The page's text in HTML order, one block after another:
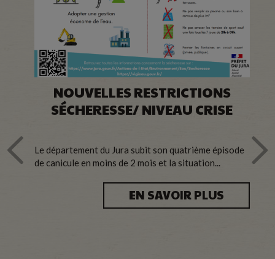
NOUVELLES RESTRICTIONS
SÉCHERESSE/ NIVEAU CRISE
Le département du Jura subit son quatrième épisode
de canicule en moins de 2 mois et la situation...
EN SAVOIR PLUS